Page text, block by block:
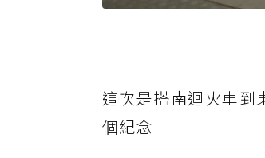
這次是搭南迴火車到
個紀念